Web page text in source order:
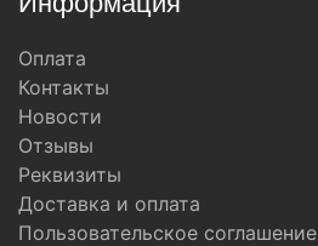
Оплата
Контакты
Новости
Отзывы
Реквизиты
Доставка и оплата
Пользовательское соглашение